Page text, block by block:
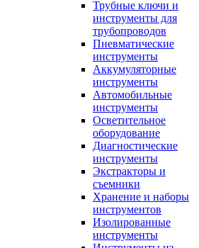
Трубные ключи и
инструменты для
трубопроводов
Пневматические
инструменты
Аккумуляторные
инструменты
Автомобильные
инструменты
Осветительное
оборудование
Диагностические
инструменты
Экстракторы и
съемники
Хранение и наборы
инструментов
Изолированные
инструменты